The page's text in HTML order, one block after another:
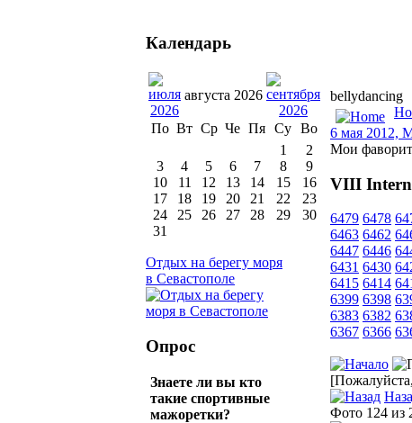
bellydancing
6 мая 2012,
Мои
VIII
6479 6478
6463 6462
6447 6446
6431 6430
6415 6414
6399 6398
6383 6382
6367 6366
Фото 124 из
Календарь
августа 2026
По Вт Ср Че Пя Су Во
1
2
3
4 5 6 7 8
9
10
11 12 13 14 15
16
17
18 19 20 21 22
23
24
25 26 27 28 29
30
31
Отдых на берегу моря
в Севастополе
Опрос
Знаете ли вы кто
такие спортивные
мажоретки?